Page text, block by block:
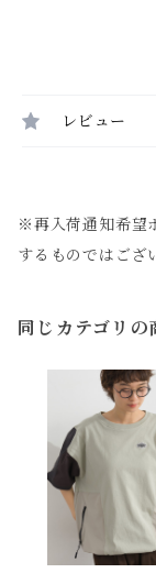
レビュー
※再入荷通知希望
するものではござ
同じカテゴリの